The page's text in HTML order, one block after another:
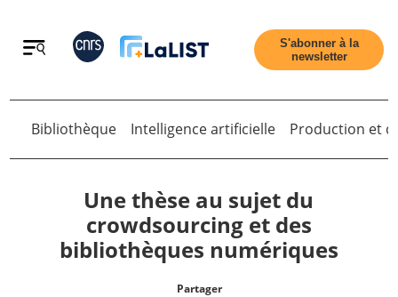
Retour
Accueil
S'abonner à la
newsletter
Bibliothèque Intelligence artificielle Production et
Une thèse au sujet du
crowdsourcing et des
bibliothèques numériques
Partager